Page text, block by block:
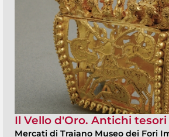
Il Vello d'Oro. Antichi tesori
Mercati di Traiano Museo dei Fori